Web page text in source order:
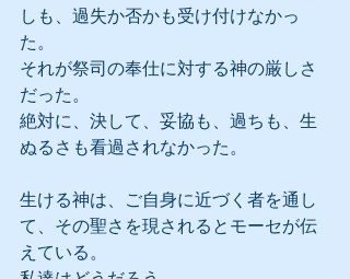
しも、過失か否かも受け付けなかっ
た。
それが祭司の奉仕に対する神の厳しさ
だった。
絶対に、決して、妥協も、過ちも、生
ぬるさも看過されなかった。
生ける神は、ご自身に近づく者を通し
て、その聖さを現されるとモーセが伝
えている。